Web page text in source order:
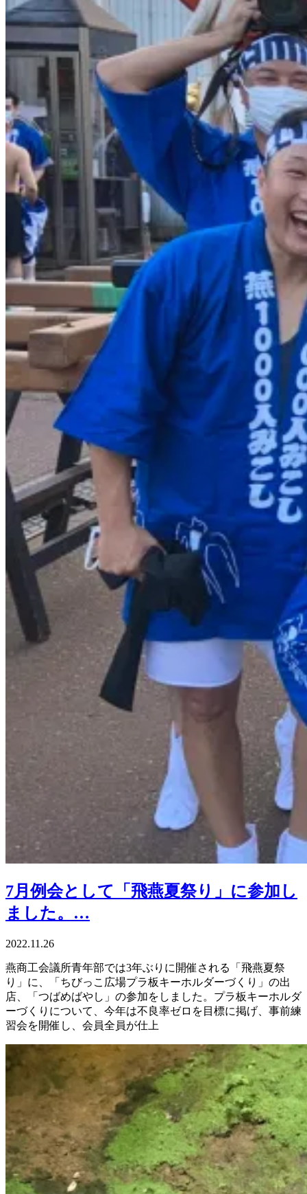
7月例会として「飛燕夏祭り」に参加し
ました。…
2022.11.26
燕商工会議所青年部では3年ぶりに開催される「飛燕夏祭
り」に、「ちびっこ広場プラ板キーホルダーづくり」の出
店、「つばめばやし」の参加をしました。プラ板キーホルダ
ーづくりについて、今年は不良率ゼロを目標に掲げ、事前練
習会を開催し、会員全員が仕上